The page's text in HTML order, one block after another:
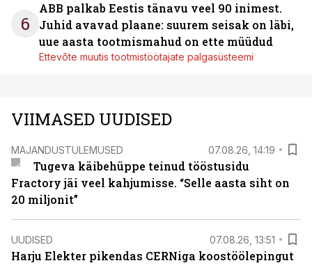
6
ABB palkab Eestis tänavu veel 90 inimest.
Juhid avavad plaane: suurem seisak on läbi,
uue aasta tootmismahud on ette müüdud
Ettevõte muutis tootmistöötajate palgasüsteemi
VIIMASED UUDISED
MAJANDUSTULEMUSED 07.08.26, 14:19
Tugeva käibehüppe teinud tööstusidu
Fractory jäi veel kahjumisse. “Selle aasta siht on
20 miljonit”
UUDISED 07.08.26, 13:51
Harju Elekter pikendas CERNiga koostöölepingut